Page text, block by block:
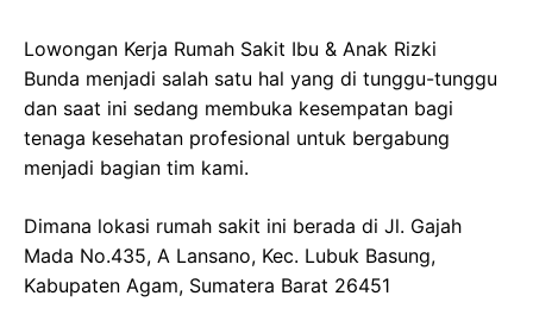
Lowongan Kerja Rumah Sakit Ibu & Anak Rizki
Bunda menjadi salah satu hal yang di tunggu-tunggu
dan saat ini sedang membuka kesempatan bagi
tenaga kesehatan profesional untuk bergabung
menjadi bagian tim kami.
Dimana lokasi rumah sakit ini berada di Jl. Gajah
Mada No.435, A Lansano, Kec. Lubuk Basung,
Kabupaten Agam, Sumatera Barat 26451